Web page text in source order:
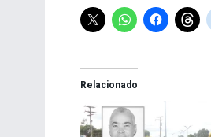
Relacionado